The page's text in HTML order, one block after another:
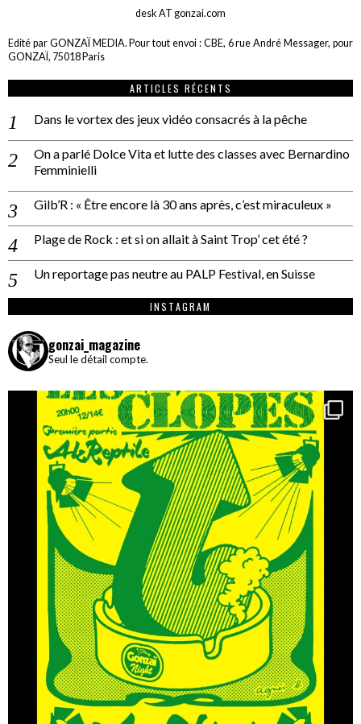
desk AT gonzai.com
Edité par GONZAÏ MEDIA. Pour tout envoi : CBE, 6 rue André Messager, pour
GONZAÏ, 75018 Paris
ARTICLES RÉCENTS
Dans le vortex des jeux vidéo consacrés à la pêche
On a parlé Dolce Vita et lutte des classes avec Bernardino
Femminielli
Gilb’R : « Être encore là 30 ans après, c’est miraculeux »
Plage de Rock : et si on allait à Saint Trop’ cet été ?
Un reportage pas neutre au PALP Festival, en Suisse
INSTAGRAM
gonzai_magazine
Seul le détail compte.